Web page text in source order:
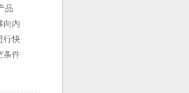
品
向内
行快
条件